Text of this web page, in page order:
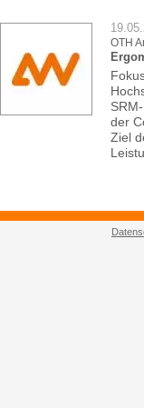
OTH
der
Ziel